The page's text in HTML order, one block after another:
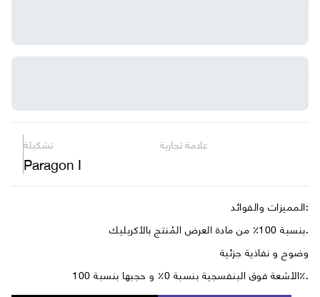
تشكيلة
Paragon I
علامة تجارية
المميزات والفوائد:
بنسبة 100٪ من مادة العرض المُنتج بالأكريليك.
وضوح و نفاذية جزئية
الأشعة فوق البنفسجية بنسبة 0٪ و حجبها بنسبة 100٪.